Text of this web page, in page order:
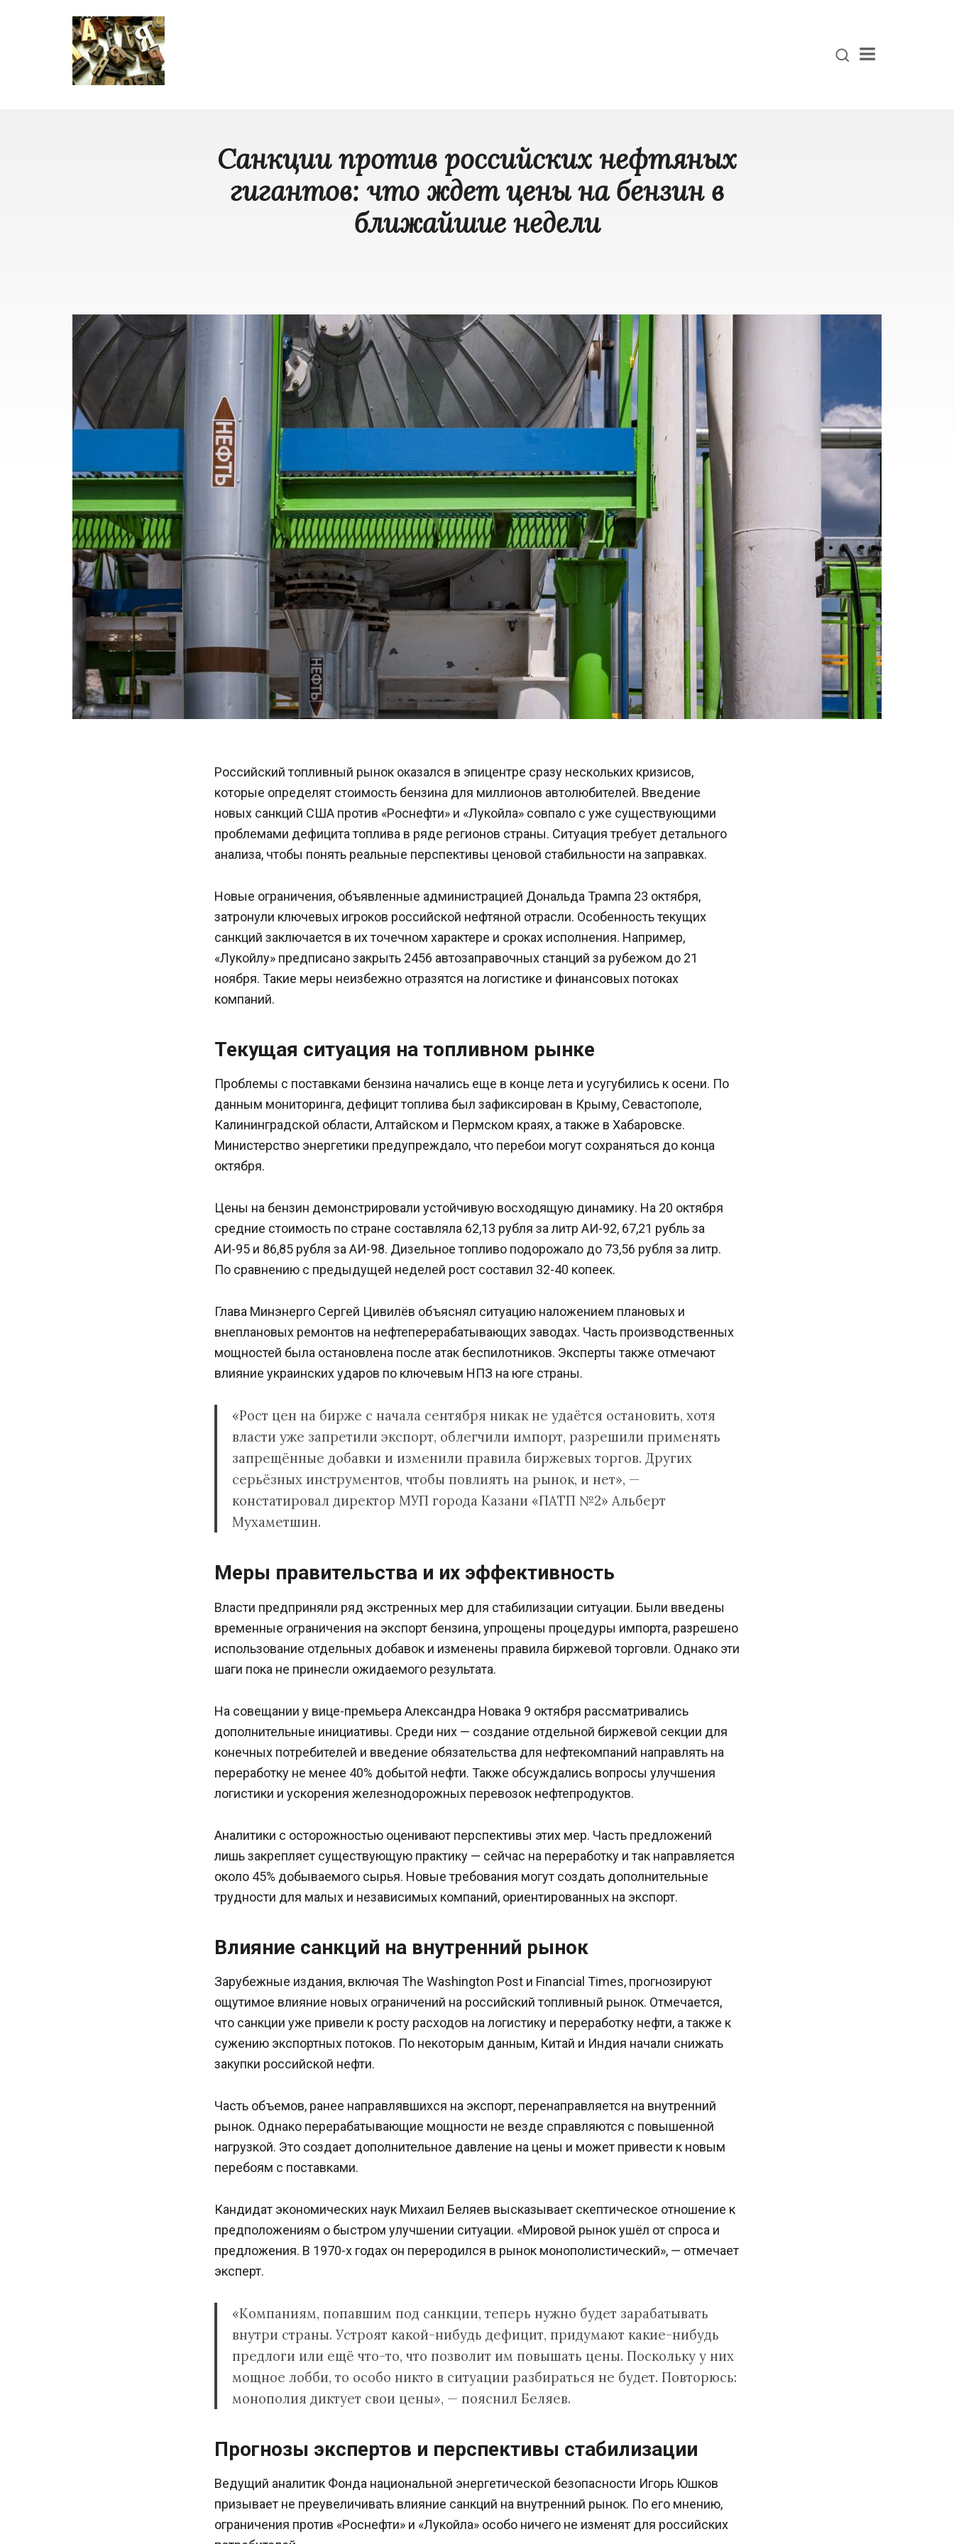
Санкции против российских нефтяных
гигантов: что ждет цены на бензин в
ближайшие недели
Российский топливный рынок оказался в эпицентре сразу нескольких кризисов,
которые определят стоимость бензина для миллионов автолюбителей. Введение
новых санкций США против «Роснефти» и «Лукойла» совпало с уже существующими
проблемами дефицита топлива в ряде регионов страны. Ситуация требует детального
анализа, чтобы понять реальные перспективы ценовой стабильности на заправках.
Новые ограничения, объявленные администрацией Дональда Трампа 23 октября,
затронули ключевых игроков российской нефтяной отрасли. Особенность текущих
санкций заключается в их точечном характере и сроках исполнения. Например,
«Лукойлу» предписано закрыть 2456 автозаправочных станций за рубежом до 21
ноября. Такие меры неизбежно отразятся на логистике и финансовых потоках
компаний.
Текущая ситуация на топливном рынке
Проблемы с поставками бензина начались еще в конце лета и усугубились к осени. По
данным мониторинга, дефицит топлива был зафиксирован в Крыму, Севастополе,
Калининградской области, Алтайском и Пермском краях, а также в Хабаровске.
Министерство энергетики предупреждало, что перебои могут сохраняться до конца
октября.
Цены на бензин демонстрировали устойчивую восходящую динамику. На 20 октября
средние стоимость по стране составляла 62,13 рубля за литр АИ-92, 67,21 рубль за
АИ-95 и 86,85 рубля за АИ-98. Дизельное топливо подорожало до 73,56 рубля за литр.
По сравнению с предыдущей неделей рост составил 32-40 копеек.
Глава Минэнерго Сергей Цивилёв объяснял ситуацию наложением плановых и
внеплановых ремонтов на нефтеперерабатывающих заводах. Часть производственных
мощностей была остановлена после атак беспилотников. Эксперты также отмечают
влияние украинских ударов по ключевым НПЗ на юге страны.
«Рост цен на бирже с начала сентября никак не удаётся остановить, хотя
власти уже запретили экспорт, облегчили импорт, разрешили применять
запрещённые добавки и изменили правила биржевых торгов. Других
серьёзных инструментов, чтобы повлиять на рынок, и нет», —
констатировал директор МУП города Казани «ПАТП №2» Альберт
Мухаметшин.
Меры правительства и их эффективность
Власти предприняли ряд экстренных мер для стабилизации ситуации. Были введены
временные ограничения на экспорт бензина, упрощены процедуры импорта, разрешено
использование отдельных добавок и изменены правила биржевой торговли. Однако эти
шаги пока не принесли ожидаемого результата.
На совещании у вице-премьера Александра Новака 9 октября рассматривались
дополнительные инициативы. Среди них — создание отдельной биржевой секции для
конечных потребителей и введение обязательства для нефтекомпаний направлять на
переработку не менее 40% добытой нефти. Также обсуждались вопросы улучшения
логистики и ускорения железнодорожных перевозок нефтепродуктов.
Аналитики с осторожностью оценивают перспективы этих мер. Часть предложений
лишь закрепляет существующую практику — сейчас на переработку и так направляется
около 45% добываемого сырья. Новые требования могут создать дополнительные
трудности для малых и независимых компаний, ориентированных на экспорт.
Влияние санкций на внутренний рынок
Зарубежные издания, включая The Washington Post и Financial Times, прогнозируют
ощутимое влияние новых ограничений на российский топливный рынок. Отмечается,
что санкции уже привели к росту расходов на логистику и переработку нефти, а также к
сужению экспортных потоков. По некоторым данным, Китай и Индия начали снижать
закупки российской нефти.
Часть объемов, ранее направлявшихся на экспорт, перенаправляется на внутренний
рынок. Однако перерабатывающие мощности не везде справляются с повышенной
нагрузкой. Это создает дополнительное давление на цены и может привести к новым
перебоям с поставками.
Кандидат экономических наук Михаил Беляев высказывает скептическое отношение к
предположениям о быстром улучшении ситуации. «Мировой рынок ушёл от спроса и
предложения. В 1970-х годах он переродился в рынок монополистический», — отмечает
эксперт.
«Компаниям, попавшим под санкции, теперь нужно будет зарабатывать
внутри страны. Устроят какой-нибудь дефицит, придумают какие-нибудь
предлоги или ещё что-то, что позволит им повышать цены. Поскольку у них
мощное лобби, то особо никто в ситуации разбираться не будет. Повторюсь:
монополия диктует свои цены», — пояснил Беляев.
Прогнозы экспертов и перспективы стабилизации
Ведущий аналитик Фонда национальной энергетической безопасности Игорь Юшков
призывает не преувеличивать влияние санкций на внутренний рынок. По его мнению,
ограничения против «Роснефти» и «Лукойла» особо ничего не изменят для российских